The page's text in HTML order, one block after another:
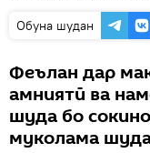
Обуна шудан
Феълан дар
амниятӣ ва
шуда бо
муколама